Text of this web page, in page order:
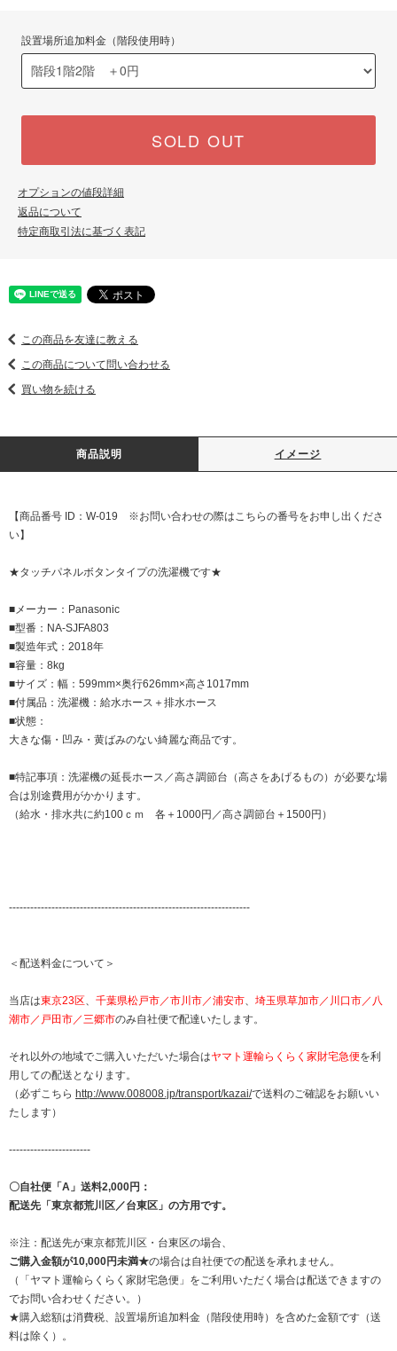
設置場所追加料金（階段使用時）
SOLD OUT
オプションの値段詳細
返品について
特定商取引法に基づく表記
この商品を友達に教える
この商品について問い合わせる
買い物を続ける
商品説明 イメージ
【商品番号 ID：W-019 ※お問い合わせの際はこちらの番号をお申し出くださ
い】
★タッチパネルボタンタイプの洗濯機です★
■メーカー：Panasonic
■型番：NA-SJFA803
■製造年式：2018年
■容量：8kg
■サイズ：幅：599mm×奥行626mm×高さ1017mm
■付属品：洗濯機：給水ホース＋排水ホース
■状態：
大きな傷・凹み・黄ばみのない綺麗な商品です。
■特記事項：洗濯機の延長ホース／高さ調節台（高さをあげるもの）が必要な場
合は別途費用がかかります。
（給水・排水共に約100ｃｍ 各＋1000円／高さ調節台＋1500円）
--------------------------------------------------------------------
＜配送料金について＞
当店は東京23区 千葉県松戸市／市川市／浦安市
埼玉県草加市／川口市／八
潮市／戸田市／三郷市のみ自社便で配達いたします。
それ以外の地域でご購入いただいた場合はヤマト運輸らくらく家財宅急便を利
用しての配送となります。
（必ずこちら http://www.008008.jp/transport/kazai/で送料のご確認をお願いい
たします）
-----------------------
〇自社便「A」送料2,000円：
配送先「東京都荒川区／台東区」の方用です。
※注：配送先が東京都荒川区・台東区の場合、
ご購入金額が10,000円未満★の場合は自社便での配送を承れません。
（「ヤマト運輸らくらく家財宅急便」をご利用いただく場合は配送できますの
でお問い合わせください。）
★購入総額は消費税、設置場所追加料金（階段使用時）を含めた金額です（送
料は除く）。